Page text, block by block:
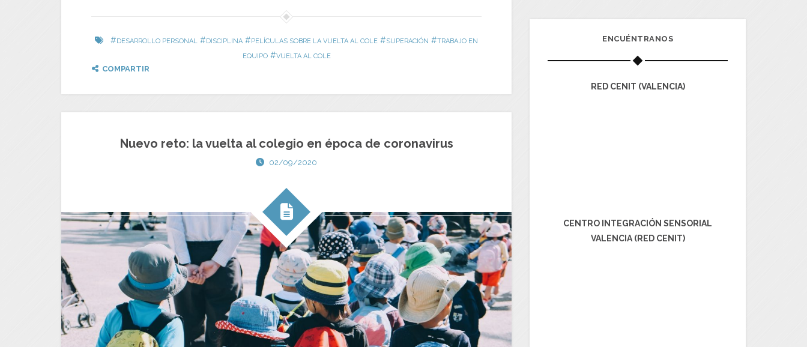
#DESARROLLO PERSONAL #DISCIPLINA #PELÍCULAS SOBRE LA VUELTA AL COLE #SUPERACIÓN #TRABAJO EN
EQUIPO#VUELTA AL COLE
COMPARTIR
Nuevo reto: la vuelta al colegio en época de coronavirus
02/09/2020
ENCUÉNTRANOS
RED CENIT (VALENCIA)
CENTRO INTEGRACIÓN SENSORIAL
VALENCIA (RED CENIT)